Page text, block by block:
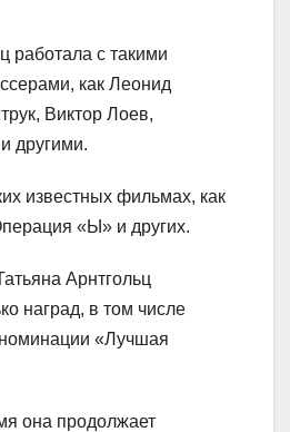
работала с такими
как Леонид
Виктор Лоев,
другими.
известных фильмах, как
«Ы» и других.
Арнтгольц
наград, в том числе
«Лучшая
она продолжает